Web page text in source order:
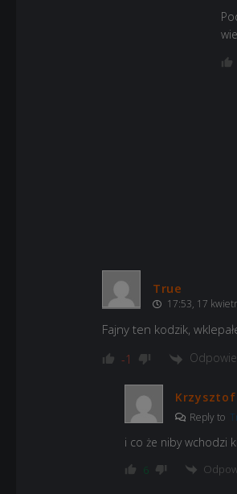
True
17:53, 17
Fajny ten kodzik,
-1
Krzysztof
Reply to
i co że niby wchodzi
6